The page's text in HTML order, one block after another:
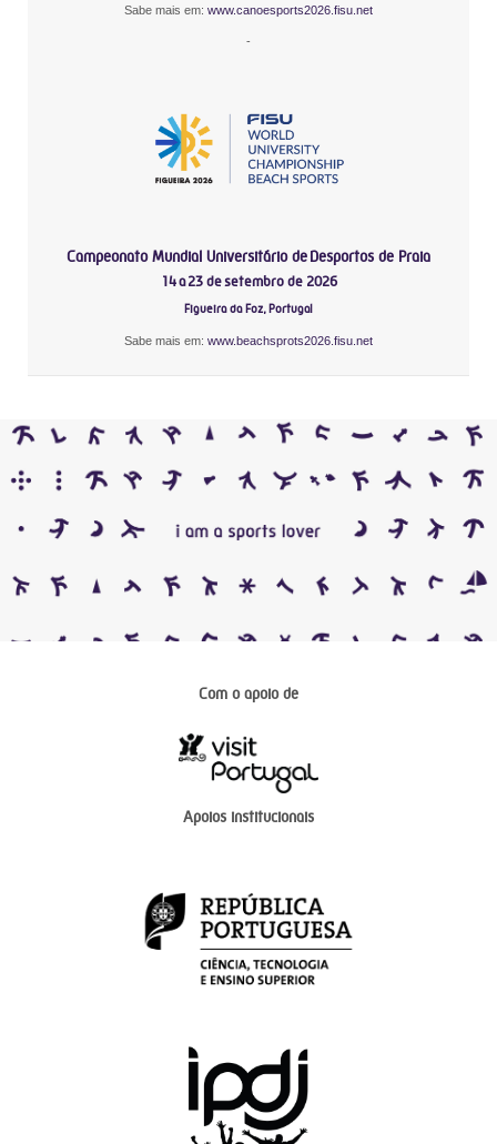
Sabe mais em: www.canoesports2026.fisu.net
-
Campeonato Mundial Universitário de Desportos de Praia
14 a 23 de setembro de 2026
Figueira da Foz, Portugal
Sabe mais em: www.beachsprots2026.fisu.net
Com o apoio de
Apoios institucionais